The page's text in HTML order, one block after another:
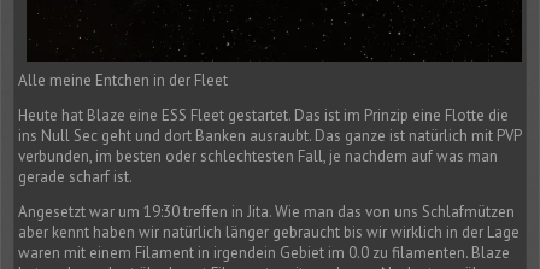
Alle meine Entchen in der Fleet
Heute hat Blaze eine ESS Fleet gestartet. Das ist im Prinzip eine Flotte die
ins Null Sec geht und dort Banken ausraubt. Das ganze ist natürlich mit PVP
verbunden, im besten oder schlechtesten Fall, je nachdem auf was man
gerade scharf ist.
Angesetzt war um 19:30 treffen in Jita. Wie man das von uns Schlafmützen
aber kennt haben wir natürlich länger gebraucht bis wir wirklich in der Lage
waren mit einem Filament in irgendein Gebiet im 0.0 zu filamenten. Blaze